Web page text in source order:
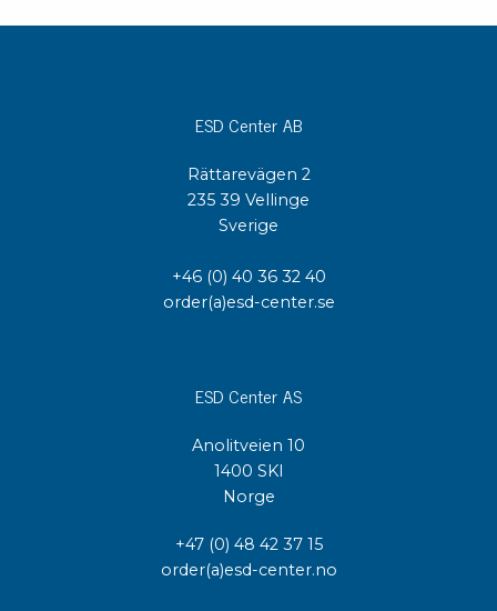
ESD Center AB
Rättarevägen 2
235 39 Vellinge
Sverige
+46 (0) 40 36 32 40
order(a)esd-center.se
ESD Center AS
Anolitveien 10
1400 SKI
Norge
+47 (0) 48 42 37 15
order(a)esd-center.no